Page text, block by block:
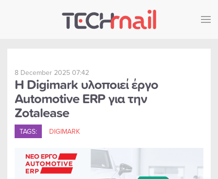
Skip to main content
8 December 2025 07:42
Η Digimark υλοποιεί έργο
Automotive ERP για την
Zotalease
TAGS: DIGIMARK